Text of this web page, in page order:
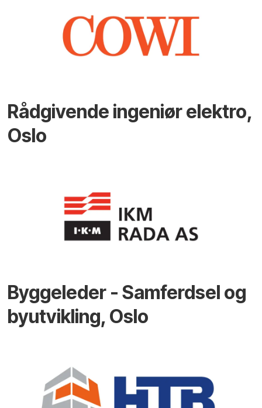
Rådgivende ingeniør elektro,
Oslo
Byggeleder - Samferdsel og
byutvikling, Oslo